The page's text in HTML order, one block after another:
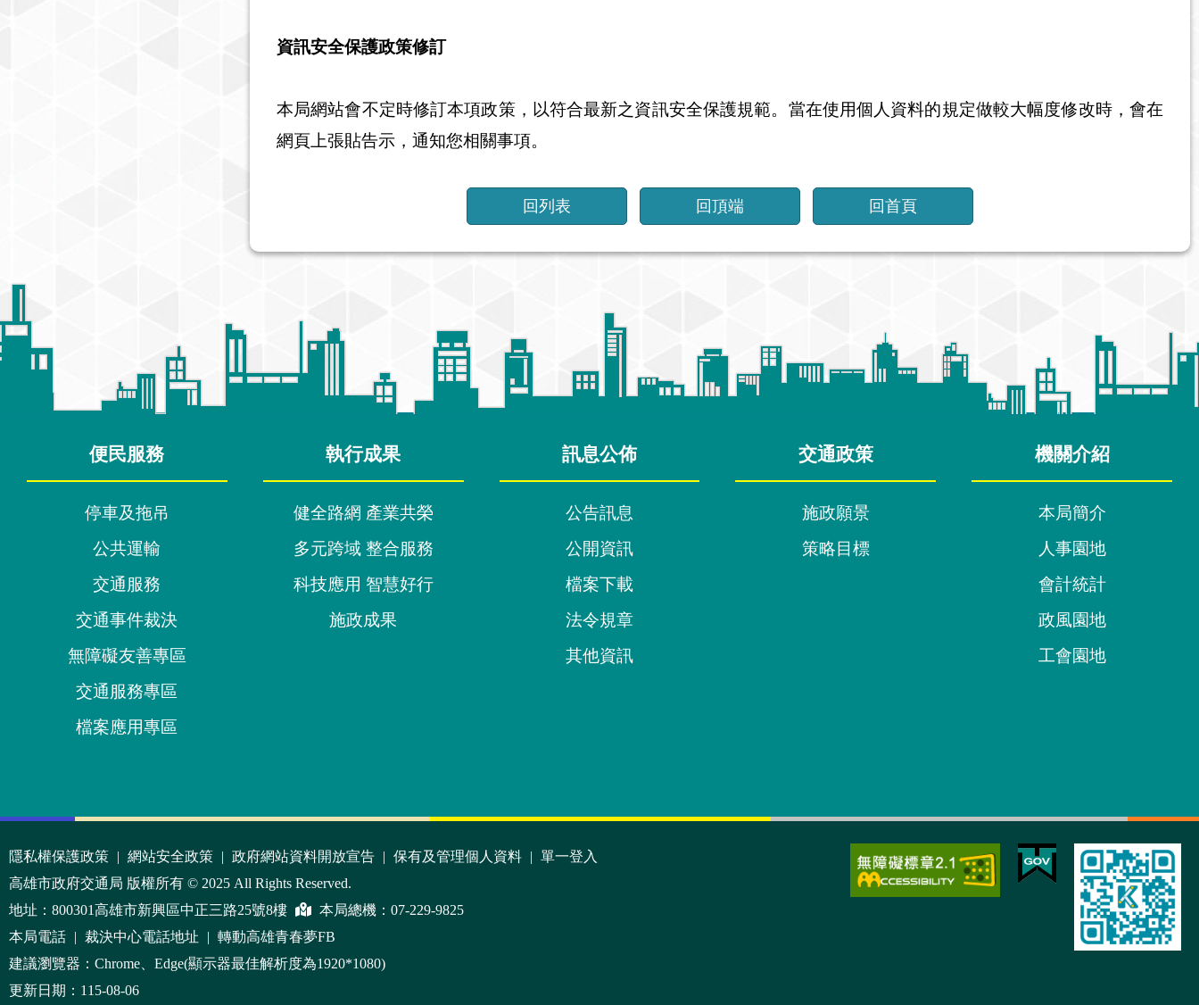
資訊安全保護政策修訂
本局網站會不定時修訂本項政策，以符合最新之資訊安全保護規範。當在使用個人資料的規定做較大幅度修改時，會在
網頁上張貼告示，通知您相關事項。
回列表 回頂端 回首頁
便民服務
停車及拖吊
公共運輸
交通服務
交通事件裁決
無障礙友善專區
交通服務專區
檔案應用專區
執行成果
健全路網 產業共榮
多元跨域 整合服務
科技應用 智慧好行
施政成果
訊息公佈
公告訊息
公開資訊
檔案下載
法令規章
其他資訊
交通政策
施政願景
策略目標
機關介紹
本局簡介
人事園地
會計統計
政風園地
工會園地
:::
隱私權保護政策 | 網站安全政策 | 政府網站資料開放宣告 | 保有及管理個人資料 | 單一登入
高雄市政府交通局 版權所有 © 2025 All Rights Reserved.
地址：800301高雄市新興區中正三路25號8樓
本局總機： 07-229-9825
本局電話 | 裁決中心電話地址 | 轉動高雄青春夢FB
建議瀏覽器：Chrome、Edge(顯示器最佳解析度為1920*1080)
更新日期：115-08-06